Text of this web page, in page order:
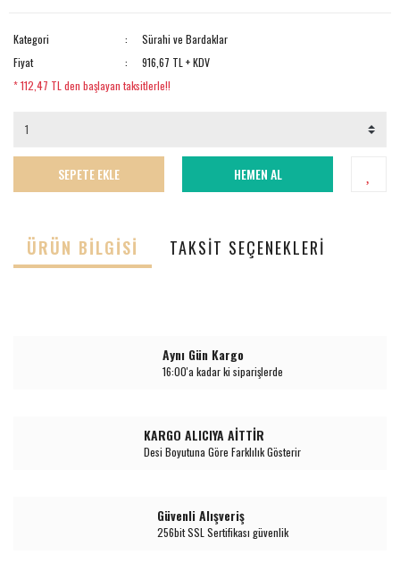
Kategori
Sürahi ve Bardaklar
Fiyat
916,67 TL + KDV
* 112,47 TL den başlayan taksitlerle!!
SEPETE EKLE HEMEN AL
ÜRÜN BILGISI TAKSIT SEÇENEKLERI
Aynı Gün Kargo
16:00'a kadar ki siparişlerde
KARGO ALICIYA AİTTİR
Desi Boyutuna Göre Farklılık Gösterir
Güvenli Alışveriş
256bit SSL Sertifikası güvenlik